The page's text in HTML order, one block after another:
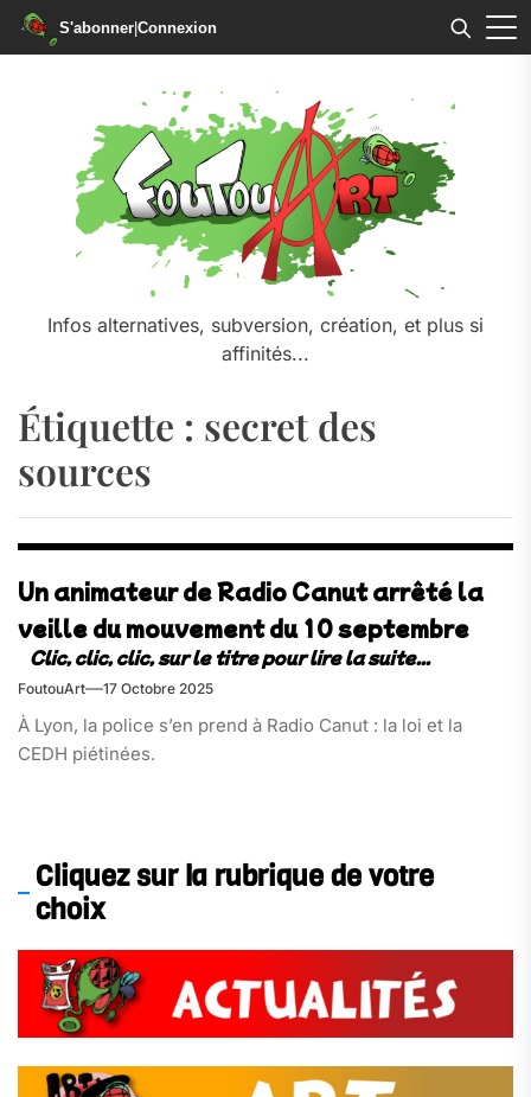
S'abonner|Connexion
Infos alternatives, subversion, création, et plus si
affinités...
Étiquette : secret des
sources
Un animateur de Radio Canut arrêté la
veille du mouvement du 10 septembre
FoutouArt 17 Octobre 2025
À Lyon, la police s’en prend à Radio Canut : la loi et la
CEDH piétinées.
Cliquez sur la rubrique de votre
choix